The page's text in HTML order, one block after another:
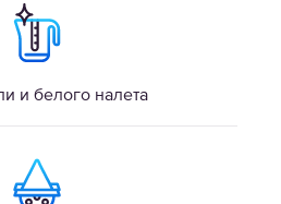
и белого налета